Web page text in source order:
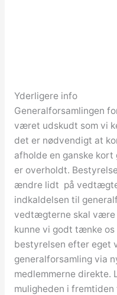
Yderligere info
Generalforsamlingen
været udskudt som vi
det er nødvendigt at
afholde en ganske
er overholdt.
ændre lidt på
indkaldelsen til
vedtægterne skal være
kunne vi godt tænke
bestyrelsen efter eget
generalforsamling via
medlemmerne direkte.
muligheden i